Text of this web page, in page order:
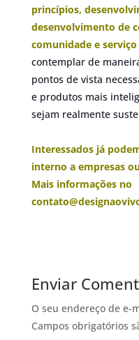
princípios,
desenvolvimento de
comunidade e serviço
contemplar de
pontos de vista
e produtos mais
sejam realmente
Interessados já
interno a empresas
Mais informações no
Enviar
O seu endereço de e-
Campos obrigatórios